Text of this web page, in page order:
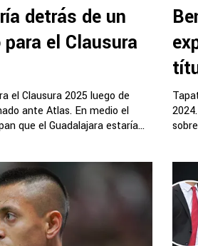
detrás de un
el Clausura
el Clausura 2025 luego de
ante Atlas. En medio el
que el Guadalajara estaría...